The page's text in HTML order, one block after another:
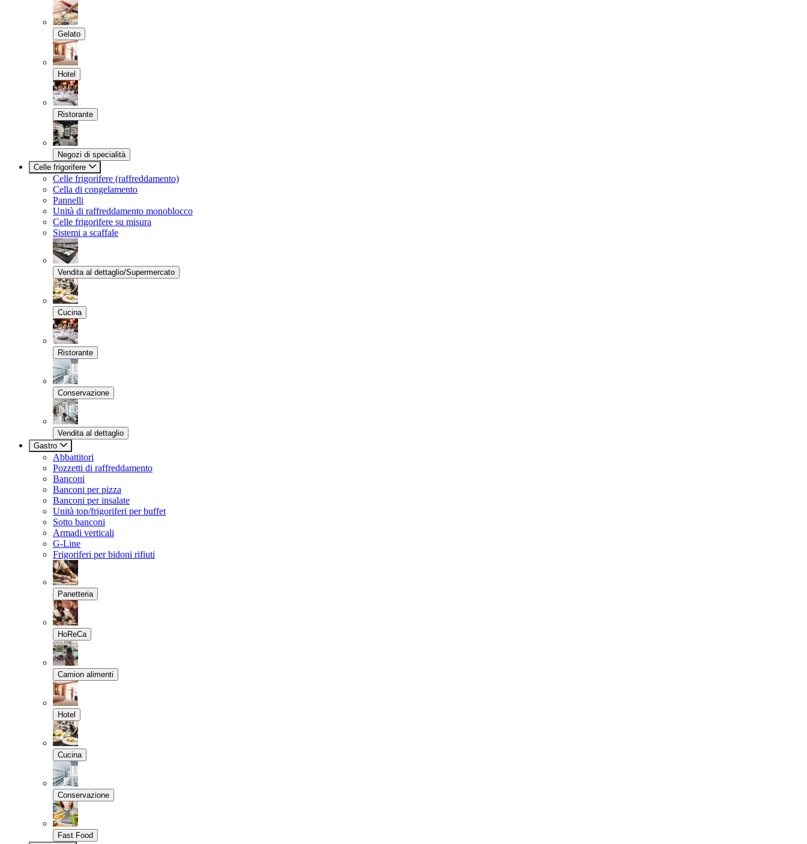
Gelato
Hotel
Ristorante
Negozi di specialità
Celle frigorifere
Celle frigorifere (raffreddamento)
Cella di congelamento
Pannelli
Unità di raffreddamento monoblocco
Celle frigorifere su misura
Sistemi a scaffale
Vendita al dettaglio/Supermercato
Cucina
Ristorante
Conservazione
Vendita al dettaglio
Gastro
Abbattitori
Pozzetti di raffreddamento
Banconi
Banconi per pizza
Banconi per insalate
Unità top/frigoriferi per buffet
Sotto banconi
Armadi verticali
G-Line
Frigoriferi per bidoni rifiuti
Panetteria
HoReCa
Camion alimenti
Hotel
Cucina
Conservazione
Fast Food